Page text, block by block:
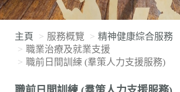
主頁 服務概覽
精神健康綜合服務
職業治療及就業支援
職前日間訓練 (羣策人力支援服務)